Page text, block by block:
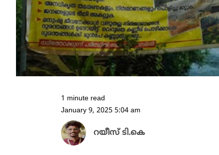
1 minute read
January 9, 2025 5:04 am
റയീസ് ടി.കെ